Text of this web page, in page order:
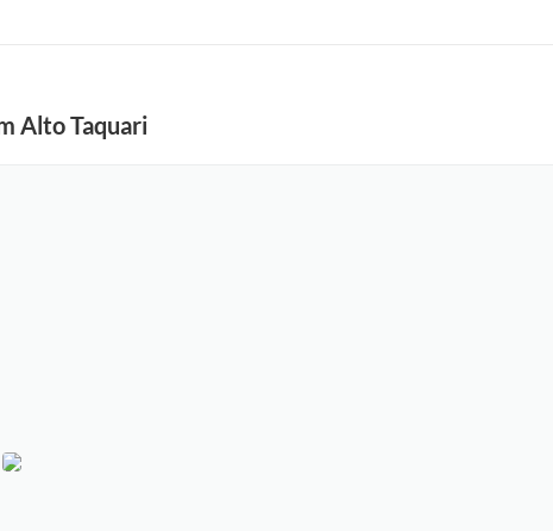
Alto Taquari